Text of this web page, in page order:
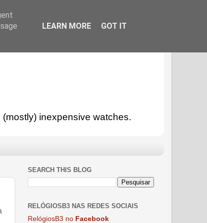
inexpensive watches.
SEARCH THIS BLOG
RELÓGIOSB3 NAS REDES SOCIAIS
RelógiosB3 no Facebook
LEARN MORE GOT IT